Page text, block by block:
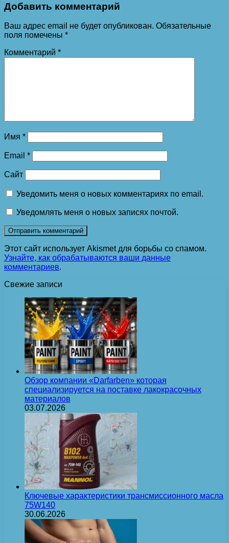
Добавить комментарий
Ваш адрес email не будет опубликован. Обязательные
поля помечены *
Комментарий *
Имя *
Email *
Сайт
Уведомить меня о новых комментариях по email.
Уведомлять меня о новых записях почтой.
Этот сайт использует Akismet для борьбы со спамом.
Узнайте, как обрабатываются ваши данные
комментариев.
Свежие записи
Обзор компании «Darfarben» которая
специализируется на поставке лакокрасочных
материалов
03.07.2026
Ключевые характеристики трансмиссионного масла
75W140
30.06.2026